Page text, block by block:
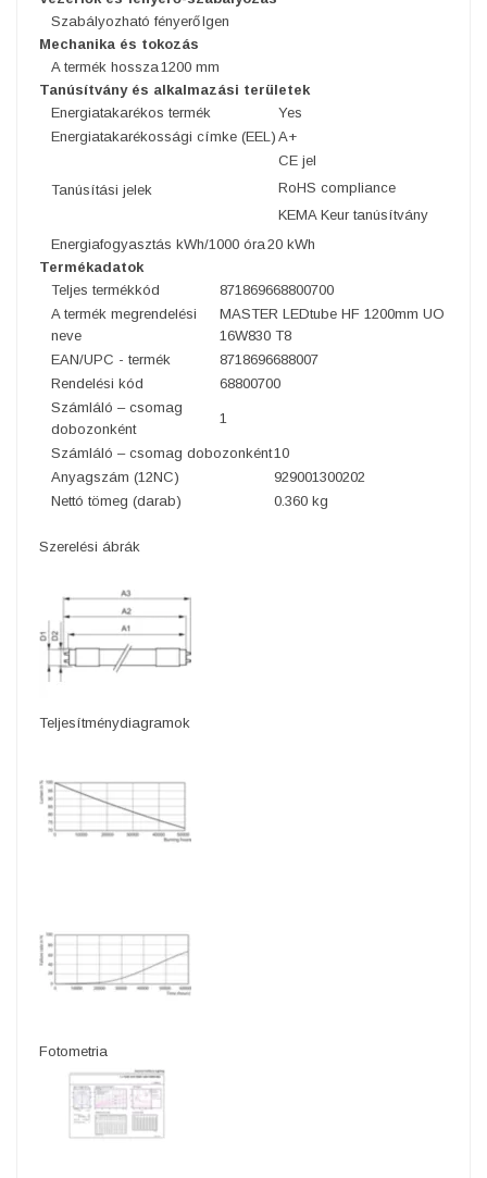
Szabályozható fényerőIgen
Mechanika és tokozás
A termék hossza1200 mm
Tanúsítvány és alkalmazási területek
Energiatakarékos termék
Yes
Energiatakarékossági címke (EEL) A+
Tanúsítási jelek
CE jel
RoHS compliance
KEMA Keur tanúsítvány
Energiafogyasztás kWh/1000 óra20 kWh
Termékadatok
Teljes termékkód
871869668800700
A termék megrendelési
neve
MASTER LEDtube HF 1200mm UO
16W830 T8
EAN/UPC - termék
8718696688007
Rendelési kód
68800700
Számláló – csomag
dobozonként
1
Számláló – csomag dobozonként10
Anyagszám (12NC)
929001300202
Nettó tömeg (darab)
0.360 kg
Szerelési ábrák
Teljesítménydiagramok
Fotometria